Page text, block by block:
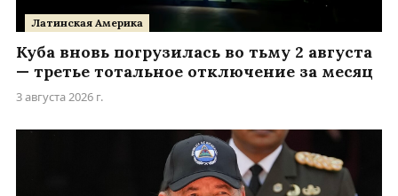
Латинская Америка
Куба вновь погрузилась во тьму 2 августа
— третье тотальное отключение за месяц
3 августа 2026 г.